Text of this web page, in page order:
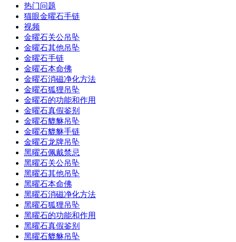
热门问题
猫眼金曜石手链
视频
金曜石关公吊坠
金曜石其他吊坠
金曜石手链
金曜石本命佛
金曜石消磁净化方法
金曜石狐狸吊坠
金曜石的功能和作用
金曜石真假鉴别
金曜石貔貅吊坠
金曜石貔貅手链
金曜石龙牌吊坠
黑曜石佩戴禁忌
黑曜石关公吊坠
黑曜石其他吊坠
黑曜石本命佛
黑曜石消磁净化方法
黑曜石狐狸吊坠
黑曜石的功能和作用
黑曜石真假鉴别
黑曜石貔貅吊坠